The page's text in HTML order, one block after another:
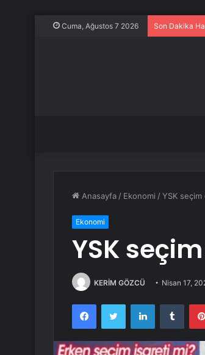
Cuma, Ağustos 7 2026 Son Dakika
Anasayfa / Ekonomi /YSK
Ekonomi
YSK
KERİM GÖZCÜ Nisan 17,
FacebookTwitter LinkedIn